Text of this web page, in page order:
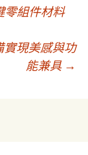
零組件材料
實現美感與功
能兼具 →